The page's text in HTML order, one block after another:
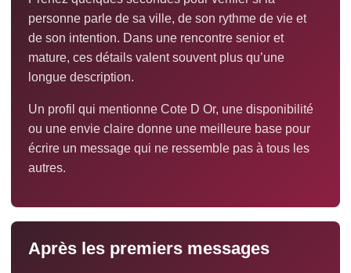
personne parle de sa ville, de son rythme de vie et
de son intention. Dans une rencontre senior et
mature, ces détails valent souvent plus qu’une
longue description.
Un profil qui mentionne Cote D Or, une disponibilité
ou une envie claire donne une meilleure base pour
écrire un message qui ne ressemble pas à tous les
autres.
Après les premiers messages